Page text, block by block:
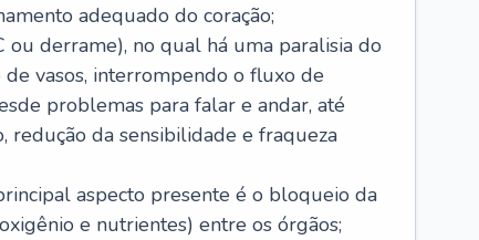
adequado do coração;
ou derrame), no qual há uma paralisia do
vasos, interrompendo o fluxo de
problemas para falar e andar, até
redução da sensibilidade e fraqueza
aspecto presente é o bloqueio da
e nutrientes) entre os órgãos;